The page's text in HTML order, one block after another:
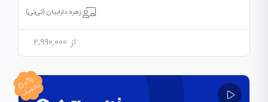
زهره دارابیان (تی‌تی)
از 2,990,000
50%
تخفیف